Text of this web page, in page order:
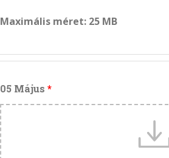
Maximális méret: 25 MB
05 Május